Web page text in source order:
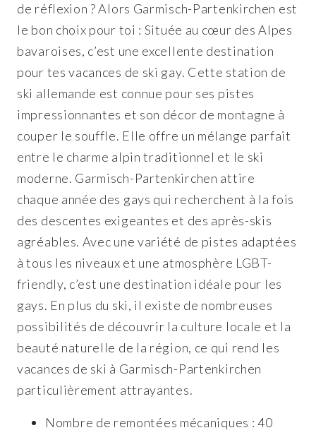
de réflexion ? Alors Garmisch-Partenkirchen est
le bon choix pour toi : Située au cœur des Alpes
bavaroises, c’est une excellente destination
pour tes vacances de ski gay. Cette station de
ski allemande est connue pour ses pistes
impressionnantes et son décor de montagne à
couper le souffle. Elle offre un mélange parfait
entre le charme alpin traditionnel et le ski
moderne. Garmisch-Partenkirchen attire
chaque année des gays qui recherchent à la fois
des descentes exigeantes et des après-skis
agréables. Avec une variété de pistes adaptées
à tous les niveaux et une atmosphère LGBT-
friendly, c’est une destination idéale pour les
gays. En plus du ski, il existe de nombreuses
possibilités de découvrir la culture locale et la
beauté naturelle de la région, ce qui rend les
vacances de ski à Garmisch-Partenkirchen
particulièrement attrayantes.
Nombre de remontées mécaniques : 40